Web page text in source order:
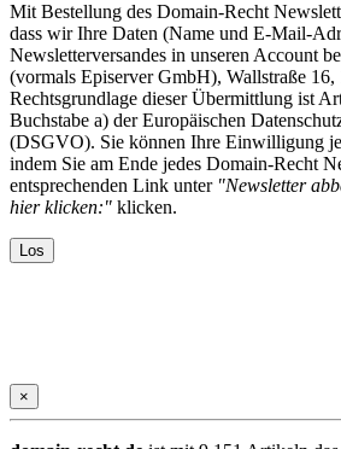
Mit Bestellung des Domain-Recht
dass wir Ihre Daten (Name und E-Mail-
Newsletterversandes in unseren Account
(vormals Episerver GmbH), Wallstraße
Rechtsgrundlage dieser Übermittlung ist
Buchstabe a) der Europäischen
(DSGVO). Sie können Ihre Einwilligung
indem Sie am Ende jedes Domain-Recht
entsprechenden Link unter "Newsletter
hier klicken:" klicken.
×